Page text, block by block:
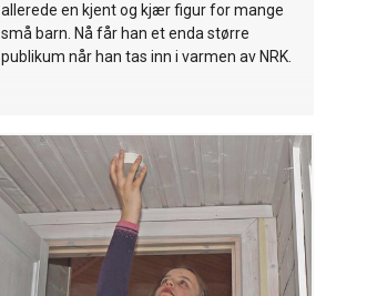
allerede en kjent og kjær figur for mange
små barn. Nå får han et enda større
publikum når han tas inn i varmen av NRK.